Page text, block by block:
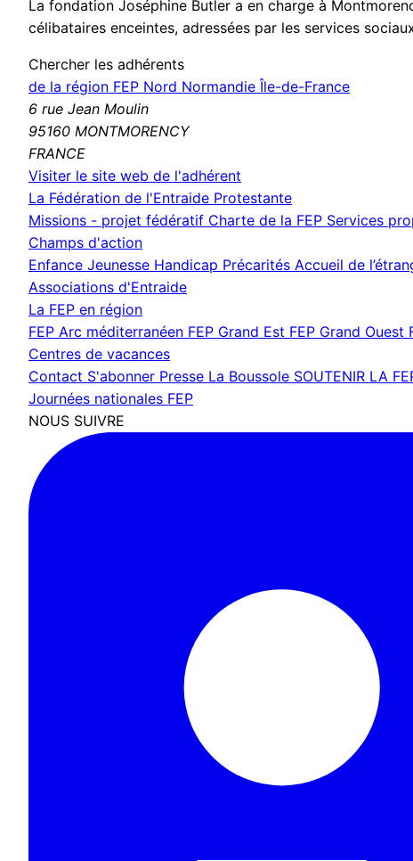
La fondation Joséphine Butler a en charge à
célibataires enceintes, adressées par les services
Chercher les adhérents
de la région FEP Nord Normandie Île-de-France
6 rue Jean Moulin
95160 MONTMORENCY
FRANCE
Visiter le site web de l'adhérent
fenêtre)
La Fédération de l'Entraide Protestante
Missions - projet fédératif Charte de la FEP Services
Champs d'action
Enfance Jeunesse Handicap Précarités Accueil de
Associations d'Entraide
La FEP en région
FEP Arc méditerranéen FEP Grand Est FEP Grand Ouest
Centres de vacances
Contact S'abonner Presse La Boussole SOUTENIR LA
Journées nationales FEP
NOUS SUIVRE